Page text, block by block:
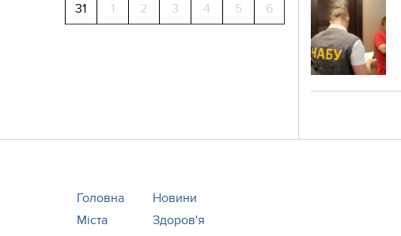
31
1 2 3 4 5 6
Головна
Новини
Міста
Здоров'я